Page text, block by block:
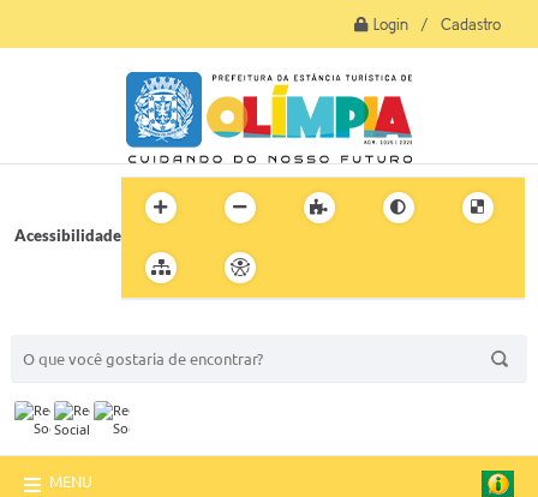
Login / Cadastro
Acessibilidade
MENU